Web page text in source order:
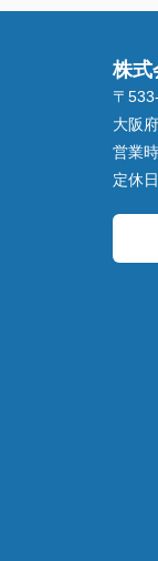
株式
〒
大阪
営業
定休日